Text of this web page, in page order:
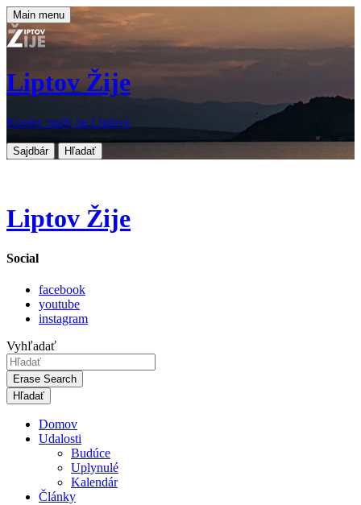
Main menu
Liptov Žije
Koniec nudy na Liptove
Sajdbár Hľadať
Liptov Žije
Social
facebook
youtube
instagram
Vyhľadať
Erase Search
Domov
Udalosti
Budúce
Uplynulé
Kalendár
Články